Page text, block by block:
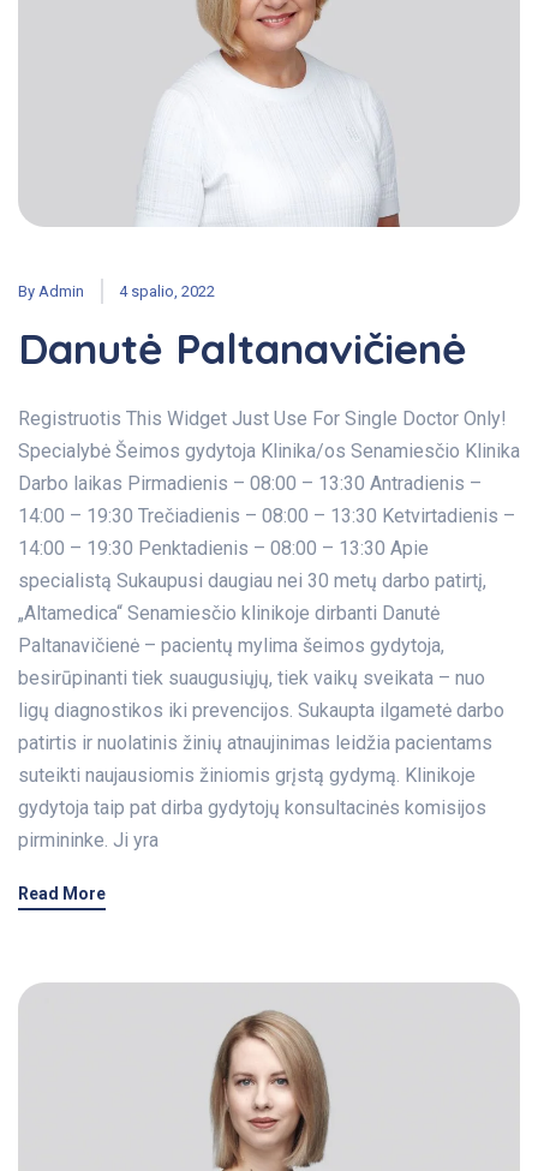
By Admin 4 spalio, 2022
Danutė Paltanavičienė
Registruotis This Widget Just Use For Single Doctor Only!
Specialybė Šeimos gydytoja Klinika/os Senamiesčio Klinika
Darbo laikas Pirmadienis – 08:00 – 13:30 Antradienis –
14:00 – 19:30 Trečiadienis – 08:00 – 13:30 Ketvirtadienis –
14:00 – 19:30 Penktadienis – 08:00 – 13:30 Apie
specialistą Sukaupusi daugiau nei 30 metų darbo patirtį,
„Altamedica“ Senamiesčio klinikoje dirbanti Danutė
Paltanavičienė – pacientų mylima šeimos gydytoja,
besirūpinanti tiek suaugusiųjų, tiek vaikų sveikata – nuo
ligų diagnostikos iki prevencijos. Sukaupta ilgametė darbo
patirtis ir nuolatinis žinių atnaujinimas leidžia pacientams
suteikti naujausiomis žiniomis grįstą gydymą. Klinikoje
gydytoja taip pat dirba gydytojų konsultacinės komisijos
pirmininke. Ji yra
Read More